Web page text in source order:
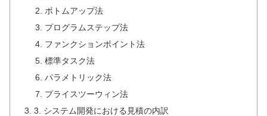
ボトムアップ法
プログラムステップ法
ファンクションポイント法
標準タスク法
パラメトリック法
プライスツーウィン法
3. システム開発における見積の内訳